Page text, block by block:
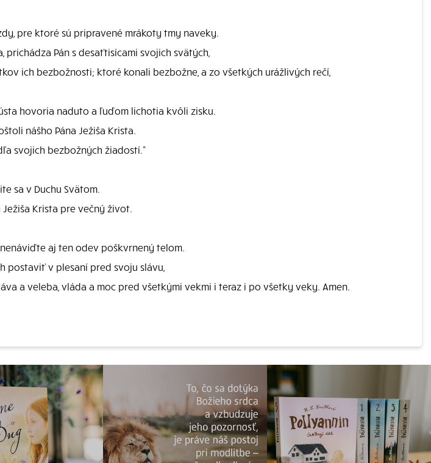
pre ktoré sú pripravené mrákoty tmy naveky.
Pán s desaťtisícami svojich svätých,
ich bezbožnosti; ktoré konali bezbožne, a zo všetkých urážlivých rečí,
hovoria naduto a ľuďom lichotia kvôli zisku.
nášho Pána Ježiša Krista.
svojich bezbožných žiadostí."
sa v Duchu Svätom.
Krista pre večný život.
aj ten odev poškvrnený telom.
postaviť v plesaní pred svoju slávu,
a veleba, vláda a moc pred všetkými vekmi i teraz i po všetky veky. Amen.